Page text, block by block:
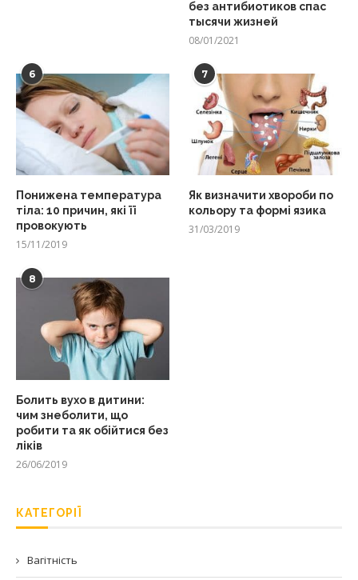
без антибиотиков спас
тысячи жизней
08/01/2021
6
Понижена температура
тіла: 10 причин, які її
провокують
15/11/2019
7
Як визначити хвороби по
кольору та формі язика
31/03/2019
8
Болить вухо в дитини:
чим знеболити, що
робити та як обійтися без
ліків
26/06/2019
КАТЕГОРІЇ
Вагітність